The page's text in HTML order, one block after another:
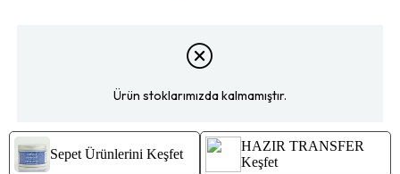
Ürün stoklarımızda kalmamıştır.
Sepet Ürünlerini Keşfet
HAZIR TRANSFER
Keşfet